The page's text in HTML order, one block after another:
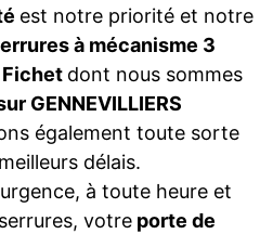
est notre priorité et notre
à mécanisme 3
dont nous sommes
GENNEVILLIERS
également toute sorte
délais.
à toute heure et
votre porte de